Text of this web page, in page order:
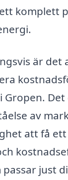
komplett
är det
Gropen.
av
att få
just